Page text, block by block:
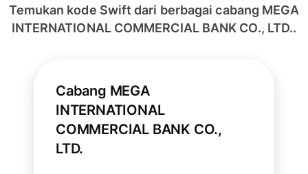
Temukan kode Swift dari berbagai cabang MEGA
INTERNATIONAL COMMERCIAL BANK CO., LTD..
Cabang MEGA
INTERNATIONAL
COMMERCIAL BANK CO.,
LTD.